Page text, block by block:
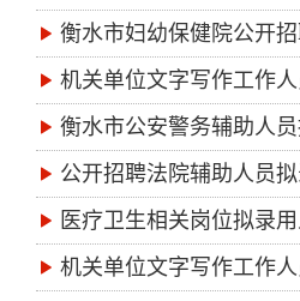
衡水市妇幼保健院公开
机关单位文字写作工作
衡水市公安警务辅助人
公开招聘法院辅助人员
医疗卫生相关岗位拟录
机关单位文字写作工作